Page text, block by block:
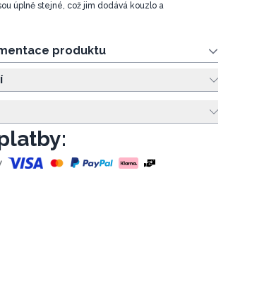
úplně stejné, což jim dodává kouzlo a
produktu